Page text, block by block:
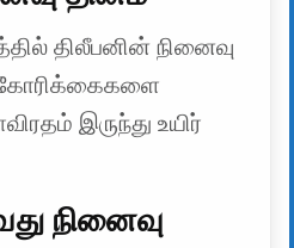
திலீபனின் நினைவு
இருந்து உயிர்
நினைவு